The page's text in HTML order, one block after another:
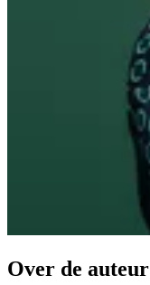
Over de auteur